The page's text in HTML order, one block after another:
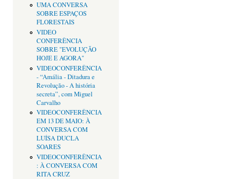
UMA CONVERSA
SOBRE ESPAÇOS
FLORESTAIS
VIDEO
CONFERÊNCIA
SOBRE "EVOLUÇÃO
HOJE E AGORA"
VIDEOCONFERÊNCIA
- “Amália - Ditadura e
Revolução - A história
secreta”, com Miguel
Carvalho
VIDEOCONFERÊNCIA
EM 13 DE MAIO: À
CONVERSA COM
LUÍSA DUCLA
SOARES
VIDEOCONFERÊNCIA
: À CONVERSA COM
RITA CRUZ